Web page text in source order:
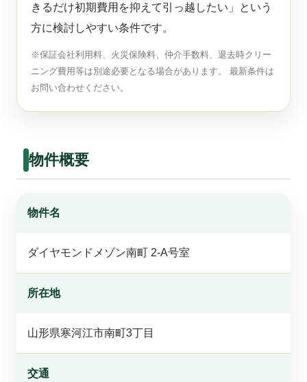
きるだけ初期費用を抑えて引っ越したい」という
方に検討しやすい条件です。
※保証会社利用料、火災保険料、仲介手数料、退去時クリー
ニング費用等は別途必要となる場合があります。 最新条件は
お問い合わせください。
物件概要
物件名
ダイヤモンドメゾン南町 2-A号室
所在地
山形県寒河江市南町3丁目
交通